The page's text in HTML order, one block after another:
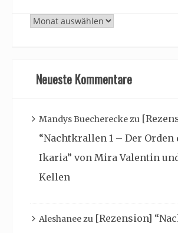
Archiv
Neueste Kommentare
Mandys Buechereckezu
“Nachtkrallen 1 – Der Orden
Ikaria” von Mira Valentin
Kellen
Aleshaneezu [Rezension]